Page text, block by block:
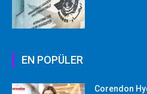
EN POPÜLER
Corendon